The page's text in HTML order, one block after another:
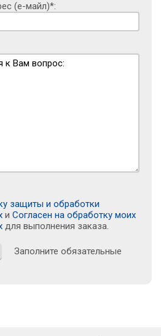
(е-майл)*:
защиты и обработки
и Согласен на обработку моих
для выполнения заказа.
Заполните обязательные